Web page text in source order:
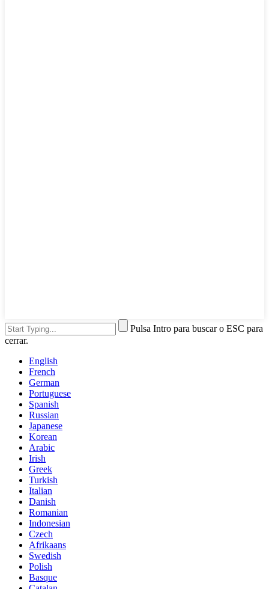
Pulsa Intro para buscar o ESC para
cerrar.
English
French
German
Portuguese
Spanish
Russian
Japanese
Korean
Arabic
Irish
Greek
Turkish
Italian
Danish
Romanian
Indonesian
Czech
Afrikaans
Swedish
Polish
Basque